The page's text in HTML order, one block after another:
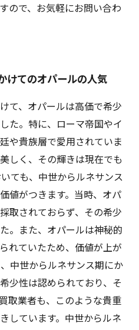
ので、お気軽にお問い合わ
けてのオパールの人気
て、オパールは高価で希少
た。特に、ローマ帝国やイ
や貴族層で愛用されていま
しく、その輝きは現在でも
ても、中世からルネサンス
値がつきます。当時、オパ
取されておらず、その希少
。また、オパールは神秘的
れていたため、価値が上が
中世からルネサンス期にか
少性は認められており、そ
取業者も、このような貴重
しています。中世からルネ